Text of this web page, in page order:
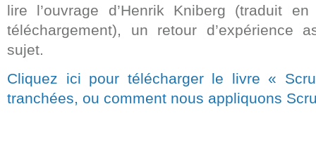
lire l’ouvrage d’Henrik Kniberg (traduit
téléchargement), un retour d’expérience
sujet.
Cliquez ici pour télécharger le livre «
tranchées, ou comment nous appliquons